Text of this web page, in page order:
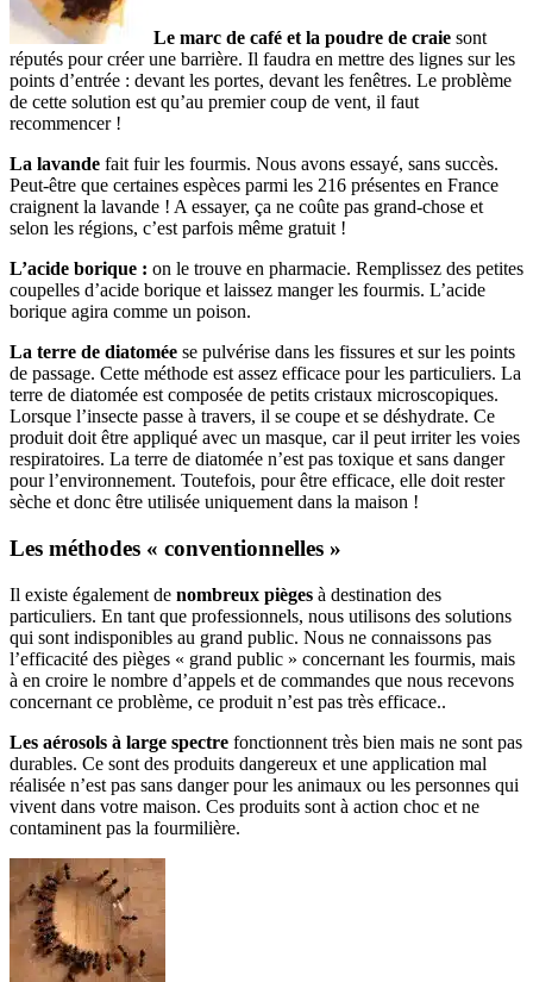
Le marc de café et la poudre de craie sont
réputés pour créer une barrière. Il faudra en mettre des lignes sur les
points d’entrée : devant les portes, devant les fenêtres. Le problème
de cette solution est qu’au premier coup de vent, il faut
recommencer !
La lavande fait fuir les fourmis. Nous avons essayé, sans succès.
Peut-être que certaines espèces parmi les 216 présentes en France
craignent la lavande ! A essayer, ça ne coûte pas grand-chose et
selon les régions, c’est parfois même gratuit !
L’acide borique : on le trouve en pharmacie. Remplissez des petites
coupelles d’acide borique et laissez manger les fourmis. L’acide
borique agira comme un poison.
La terre de diatomée se pulvérise dans les fissures et sur les points
de passage. Cette méthode est assez efficace pour les particuliers. La
terre de diatomée est composée de petits cristaux microscopiques.
Lorsque l’insecte passe à travers, il se coupe et se déshydrate. Ce
produit doit être appliqué avec un masque, car il peut irriter les voies
respiratoires. La terre de diatomée n’est pas toxique et sans danger
pour l’environnement. Toutefois, pour être efficace, elle doit rester
sèche et donc être utilisée uniquement dans la maison !
Les méthodes « conventionnelles »
Il existe également de nombreux pièges à destination des
particuliers. En tant que professionnels, nous utilisons des solutions
qui sont indisponibles au grand public. Nous ne connaissons pas
l’efficacité des pièges « grand public » concernant les fourmis, mais
à en croire le nombre d’appels et de commandes que nous recevons
concernant ce problème, ce produit n’est pas très efficace..
Les aérosols à large spectre fonctionnent très bien mais ne sont pas
durables. Ce sont des produits dangereux et une application mal
réalisée n’est pas sans danger pour les animaux ou les personnes qui
vivent dans votre maison. Ces produits sont à action choc et ne
contaminent pas la fourmilière.